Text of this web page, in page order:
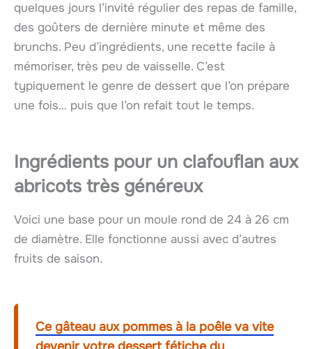
quelques jours l’invité régulier des repas de famille,
des goûters de dernière minute et même des
brunchs. Peu d’ingrédients, une recette facile à
mémoriser, très peu de vaisselle. C’est
typiquement le genre de dessert que l’on prépare
une fois… puis que l’on refait tout le temps.
Ingrédients pour un clafouflan aux
abricots très généreux
Voici une base pour un moule rond de 24 à 26 cm
de diamètre. Elle fonctionne aussi avec d’autres
fruits de saison.
Ce gâteau aux pommes à la poêle va vite